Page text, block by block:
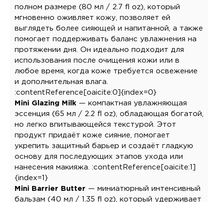
полном размере (80 мл / 2.7 fl oz), который
мгновенно оживляет кожу, позволяет ей
выглядеть более сияющей и напитанной, а также
помогает поддерживать баланс увлажнения на
протяжении дня. Он идеально подходит для
использования после очищения кожи или в
любое время, когда коже требуется освежение
и дополнительная влага.
:contentReference[oaicite:0]{index=0}
Mini Glazing Milk — компактная увлажняющая
эссенция (65 мл / 2.2 fl oz), обладающая богатой,
но легко впитывающейся текстурой. Этот
продукт придаёт коже сияние, помогает
укрепить защитный барьер и создаёт гладкую
основу для последующих этапов ухода или
нанесения макияжа. :contentReference[oaicite:1]
{index=1}
Mini Barrier Butter — миниатюрный интенсивный
бальзам (40 мл / 1.35 fl oz), который удерживает